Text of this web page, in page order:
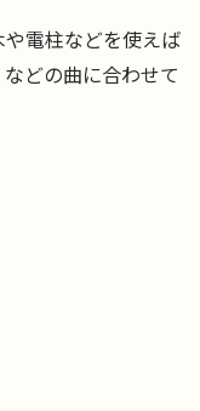
や電柱などを使えば
どの曲に合わせて